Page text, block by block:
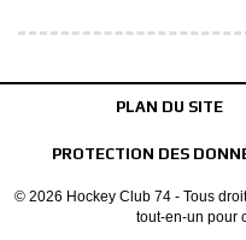
PLAN DU SITE
PROTECTION DES
© 2026 Hockey Club 74 - Tous
tout-en-un pour